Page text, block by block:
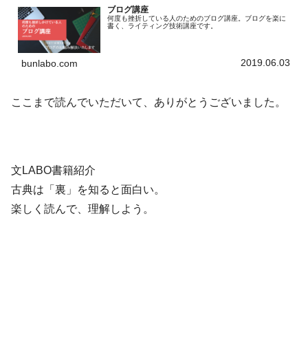
ブログ講座
何度も挫折している人のためのブログ講座。ブログを楽に
書く、ライティング技術講座です。
bunlabo.com 2019.06.03
ここまで読んでいただいて、ありがとうございました。
文LABO書籍紹介
古典は「裏」を知ると面白い。
楽しく読んで、理解しよう。